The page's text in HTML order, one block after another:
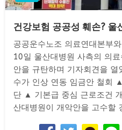
건강보험 공공성 훼손? 울
공공운수노조 의료연대본부
10일 울산대병원 사측의 의
안을 규탄하며 기자회견을
수가 인상 연동 임금안 철회
단 ▲ 기본급 중심 근로조건
산대병원이 개악안을 고수할